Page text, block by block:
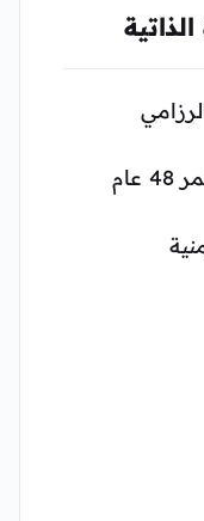
عام